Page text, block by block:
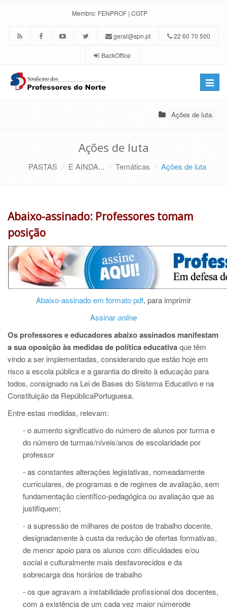
Membro: FENPROF | CGTP
geral@spn.pt 22 60 70 500
BackOffice
Toggle
Ações de luta
Ações de luta
PASTAS E AINDA... Temáticas Ações de luta
Abaixo-assinado: Professores tomam
posição
Abaixo-assinado em formato pdf, para imprimir
Assinaronline
Os professores e educadores abaixo assinados manifestam
a sua oposição às medidas de política educativaque têm
vindo a ser implementadas, considerando que estão hoje em
risco a escola pública e a garantia do direito à educação para
todos, consignado na Lei de Bases do Sistema Educativo e na
Constituição da RepúblicaPortuguesa.
Entre estas medidas, relevam:
- o aumento significativo do número de alunos por turma e
do número de turmas/níveis/anos de escolaridade por
professor
- as constantes alterações legislativas, nomeadamente
curriculares, de programas e de regimes de avaliação, sem
fundamentação científico-pedagógica ou avaliação que as
justifiquem;
- a supressão de milhares de postos de trabalho docente,
designadamente à custa da redução de ofertas formativas,
de menor apoio para os alunos com dificuldades e/ou
social e culturalmente mais desfavorecidos e da
sobrecarga dos horários de trabalho
- os que agravam a instabilidade profissional dos docentes,
com a existência de um cada vez maior númerode